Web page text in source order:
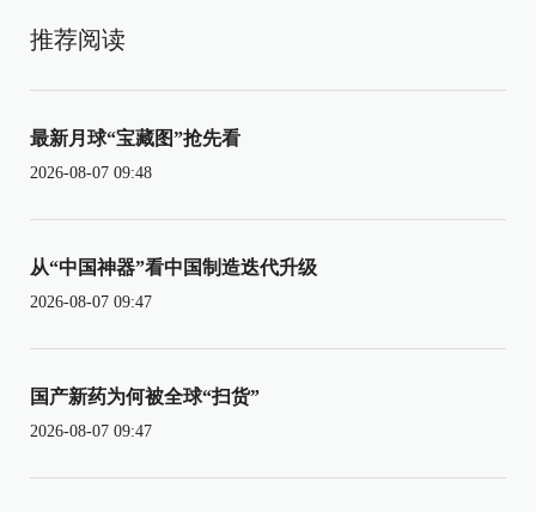
推荐阅读
最新月球“宝藏图”抢先看
2026-08-07 09:48
从“中国神器”看中国制造迭代升级
2026-08-07 09:47
国产新药为何被全球“扫货”
2026-08-07 09:47